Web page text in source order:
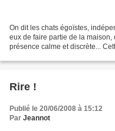
On dit les chats égoïstes,
eux de faire partie de la
présence calme et discrète...
Rire !
Publié le 20/06/2008 à 15:12
Par Jeannot